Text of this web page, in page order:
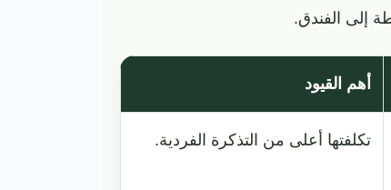
إلى الفندق.
أهم القيود
تكلفتها أعلى من التذكرة الفردية.